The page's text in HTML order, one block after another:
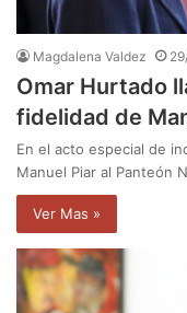
Magdalena Valdez
Omar Hurtado
fidelidad de
En el acto especial de
Manuel Piar al Panteón
Ver Mas »